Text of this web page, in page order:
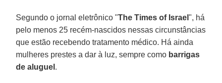
Segundo o jornal eletrônico "The Times of Israel", há
pelo menos 25 recém-nascidos nessas circunstâncias
que estão recebendo tratamento médico. Há ainda
mulheres prestes a dar à luz, sempre como barrigas
de aluguel .